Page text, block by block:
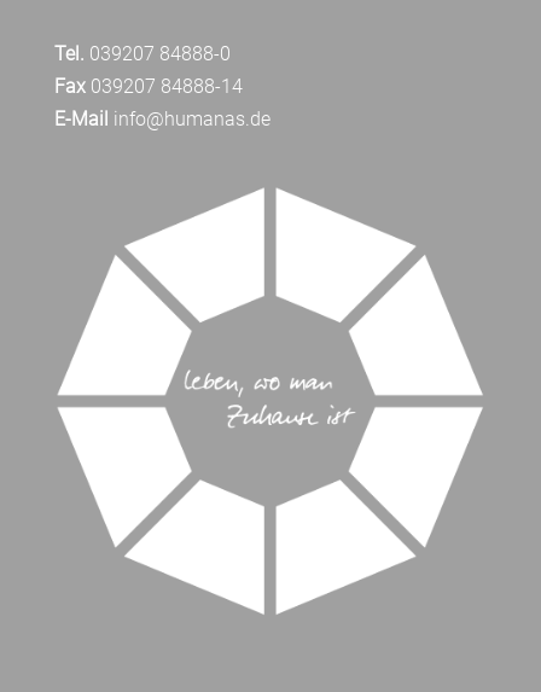
Tel. 039207 84888-0
Fax039207 84888-14
E-Mail info@humanas.de